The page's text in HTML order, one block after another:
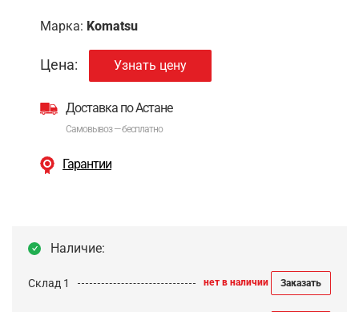
Марка: Komatsu
Цена: Узнать цену
Доставка по Астане
Самовывоз — бесплатно
Гарантии
Наличие:
Склад 1 нет в наличии Заказать